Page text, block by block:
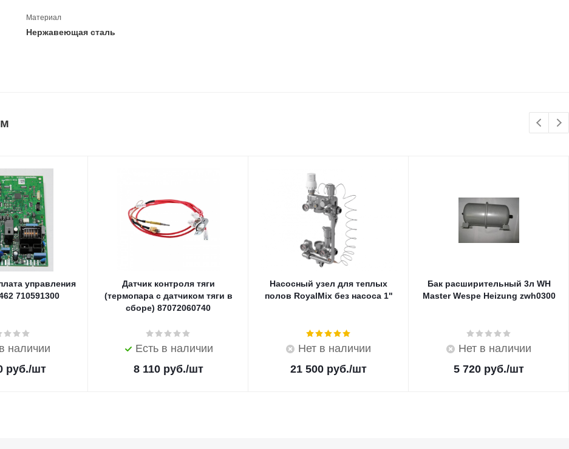
Материал
Нержавеющая сталь
управления
710591300
наличии
руб./шт
Датчик контроля тяги
(термопара с датчиком тяги в
сборе) 87072060740
Есть в наличии
8 110руб./шт
Насосный узел для теплых
полов RoyalMix без насоса 1"
Нет в наличии
21 500 руб./шт
Бак расширительный 3л WH
Master Wespe Heizung zwh0300
Нет в наличии
5 720 руб./шт